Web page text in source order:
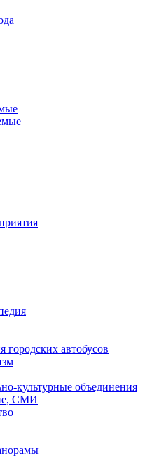
городских автобусов
культурные объединения
СМИ